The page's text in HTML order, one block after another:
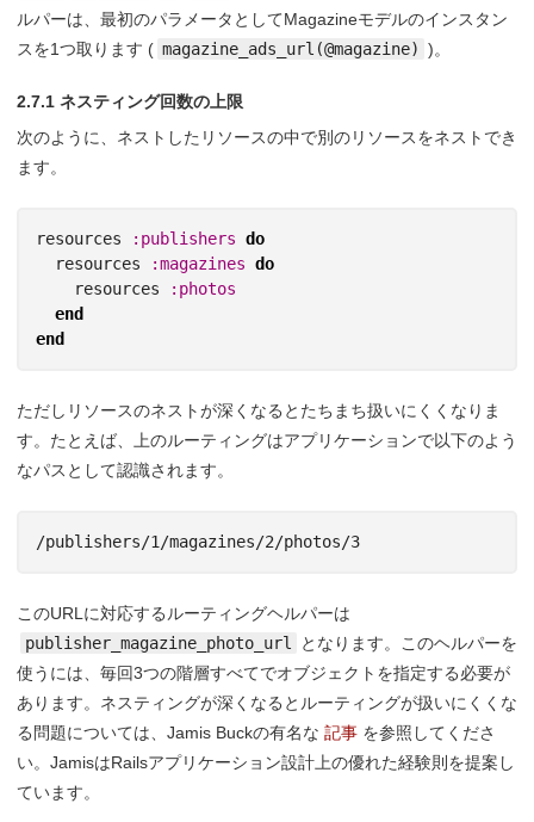
ルパーは、最初のパラメータとしてMagazineモデルのインスタン
スを1つ取ります ( magazine_ads_url(@magazine) )。
2.7.1 ネスティング回数の上限
次のように、ネストしたリソースの中で別のリソースをネストでき
ます。
resources :publishers do
resources
:magazines do
resources
:photos
end
end
ただしリソースのネストが深くなるとたちまち扱いにくくなりま
す。たとえば、上のルーティングはアプリケーションで以下のよう
なパスとして認識されます。
このURLに対応するルーティングヘルパーは
publisher_magazine_photo_url
となります。このヘルパーを
使うには、毎回3つの階層すべてでオブジェクトを指定する必要が
あります。ネスティングが深くなるとルーティングが扱いにくくな
る問題については、Jamis Buckの有名な 記事 を参照してくださ
い。JamisはRailsアプリケーション設計上の優れた経験則を提案し
ています。